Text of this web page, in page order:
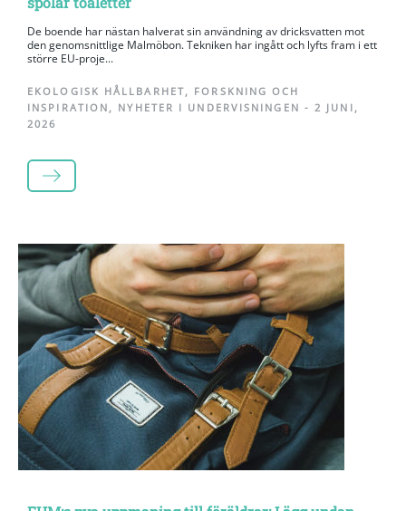
De boende har nästan halverat sin användning av dricksvatten mot
den genomsnittlige Malmöbon. Tekniken har ingått och lyfts fram i ett
större EU-proje...
EKOLOGISK HÅLLBARHET, FORSKNING OCH
INSPIRATION , NYHETER I UNDERVISNINGEN -2 JUNI,
2026
LÄS MER